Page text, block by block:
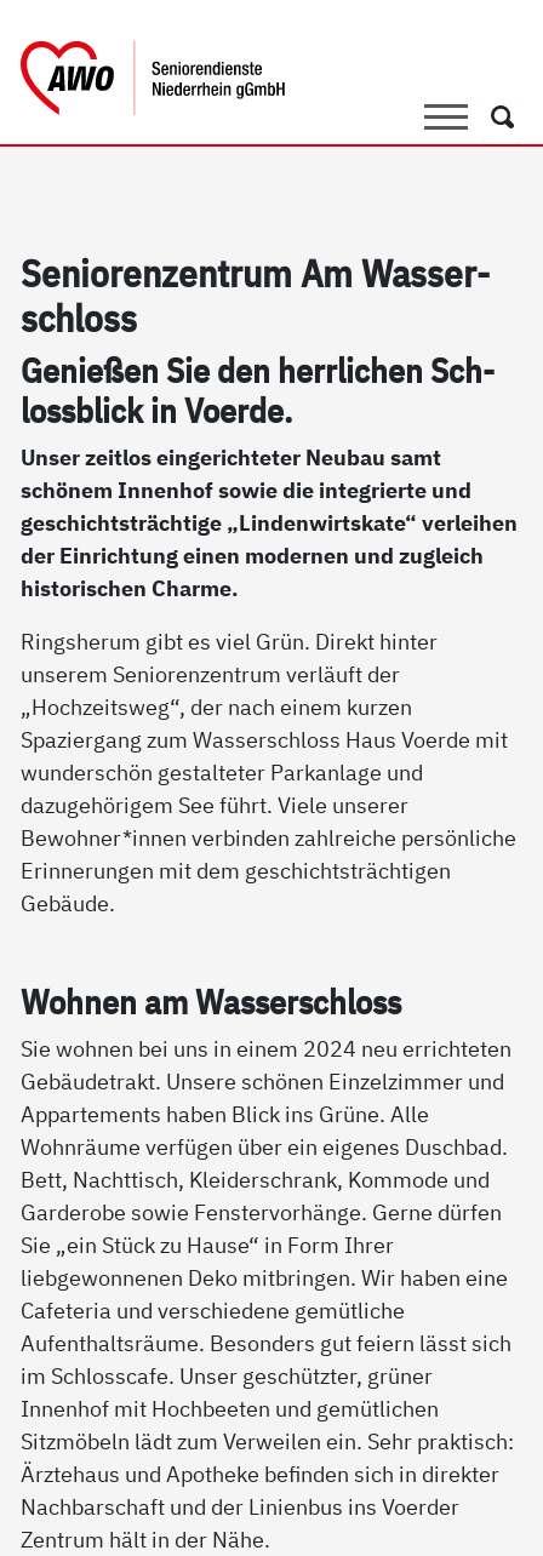
SucheSuche
Se­nio­ren­zen­trum Am Was­ser­
sch­loss
Ge­nie­ßen Sie den herr­li­chen Sch­
loss­blick in Vo­er­de.
Unser zeitlos eingerichteter Neubau samt
schönem Innenhof sowie die integrierte und
geschichtsträchtige „Lindenwirtskate“ verleihen
der Einrichtung einen modernen und zugleich
historischen Charme.
Ringsherum gibt es viel Grün. Direkt hinter
unserem Seniorenzentrum verläuft der
„Hochzeitsweg“, der nach einem kurzen
Spaziergang zum Wasserschloss Haus Voerde mit
wunderschön gestalteter Parkanlage und
dazugehörigem See führt. Viele unserer
Bewohner*innen verbinden zahlreiche persönliche
Erinnerungen mit dem geschichtsträchtigen
Gebäude.
Woh­nen am Was­ser­sch­loss
Sie wohnen bei uns in einem 2024 neu errichteten
Gebäudetrakt. Unsere schönen Einzelzimmer und
Appartements haben Blick ins Grüne. Alle
Wohnräume verfügen über ein eigenes Duschbad.
Bett, Nachttisch, Kleiderschrank, Kommode und
Garderobe sowie Fenstervorhänge. Gerne dürfen
Sie „ein Stück zu Hause“ in Form Ihrer
liebgewonnenen Deko mitbringen. Wir haben eine
Cafeteria und verschiedene gemütliche
Aufenthaltsräume. Besonders gut feiern lässt sich
im Schlosscafe. Unser geschützter, grüner
Innenhof mit Hochbeeten und gemütlichen
Sitzmöbeln lädt zum Verweilen ein. Sehr praktisch:
Ärztehaus und Apotheke befinden sich in direkter
Nachbarschaft und der Linienbus ins Voerder
Zentrum hält in der Nähe.